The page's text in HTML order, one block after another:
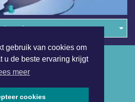
gebruik van cookies om
u de beste ervaring krijgt
meer
cookies
de regio